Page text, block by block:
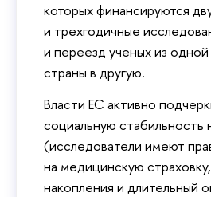
которых финансируются
и трехгодичные
и переезд ученых из
страны в другую.
Власти ЕС активно
социальную стабильность
(исследователи имеют
на медицинскую
накопления и длительный